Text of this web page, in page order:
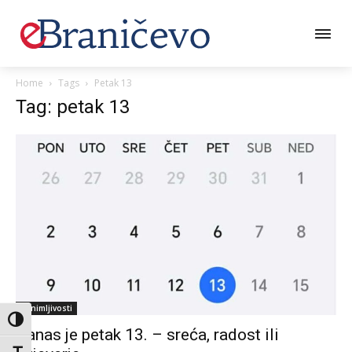
Toggle High Contrast
Home Tags Petak 13
Tag: petak 13
Zanimljivosti
Danas je petak 13. – sreća, radost ili